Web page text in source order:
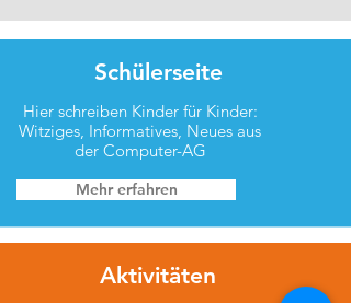
Schülerseite
Hier schreiben Kinder für Kinder:
Witziges, Informatives, Neues aus
der Computer-AG
Mehr erfahren
Aktivitäten